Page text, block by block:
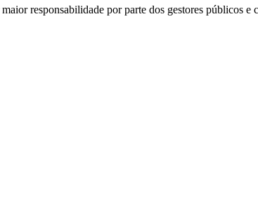
responsabilidade por parte dos gestores públicos